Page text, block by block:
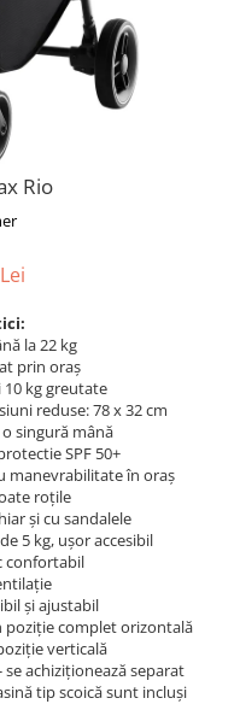
Rio
la 22 kg
prin oraș
10 kg greutate
reduse: 78 x 32 cm
singură mână
SPF 50+
manevrabilitate în oraș
roțile
și cu sandalele
5 kg, ușor accesibil
confortabil
și ajustabil
poziție complet orizontală
verticală
achiziționează separat
tip scoică sunt incluși